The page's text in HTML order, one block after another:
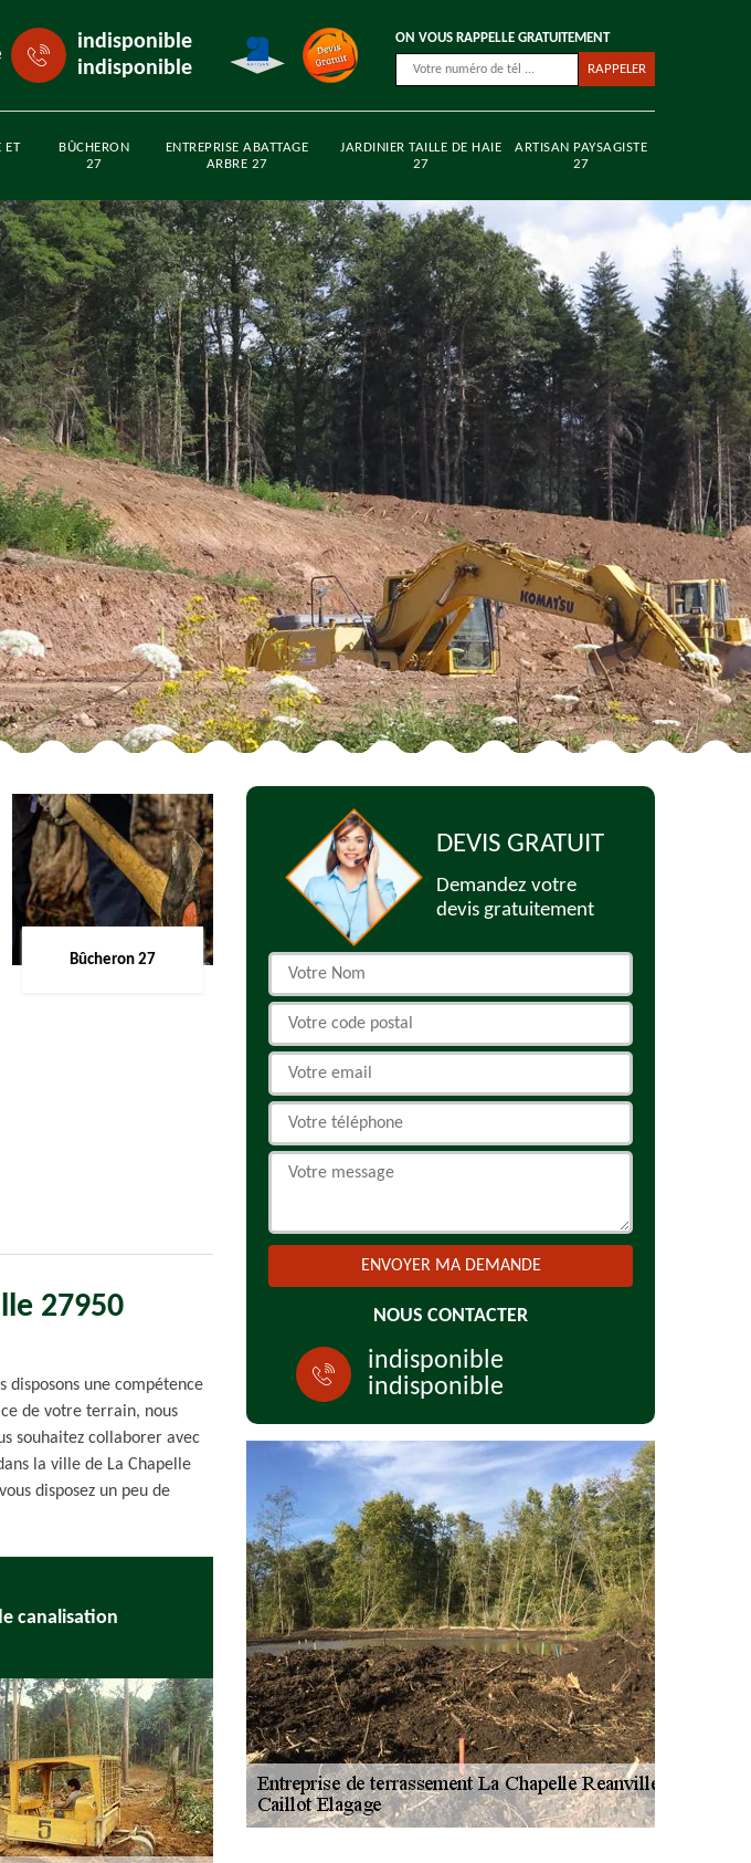
indisponible
indisponible
ON VOUS RAPPELLE GRATUITEMENT
ET
BÛCHERON
27
ENTREPRISE ABATTAGE
ARBRE 27
JARDINIER TAILLE DE HAIE
27
ARTISAN PAYSAGISTE
27
Bûcheron 27
27950
disposons une compétence
de votre terrain, nous
souhaitez collaborer avec
la ville de La Chapelle
disposez un peu de
canalisation
DEVIS GRATUIT
Demandez votre
devis gratuitement
NOUS CONTACTER
indisponible
indisponible